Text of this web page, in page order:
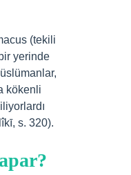
(tekili
yerinde
kökenli
s. 320).